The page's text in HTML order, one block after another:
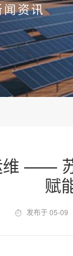
闻资讯
维 ——
赋
发布于 05-09